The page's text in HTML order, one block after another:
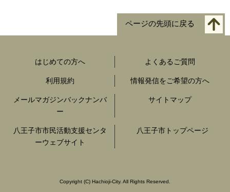
ページの先頭に戻る
はじめての方へ よくあるご質問
利用規約 情報発信をご希望の方へ
メールマガジンバックナンバ
ー
サイトマップ
八王子市市民活動支援センタ
ーウェブサイト
八王子市トップページ
Copyright (C) Hachioji-City. All Rights Reserved.